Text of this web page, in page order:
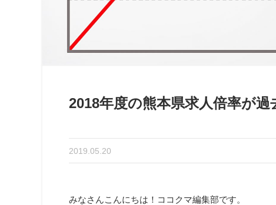
2018年度の熊本県求人倍率が過
2019.05.20
みなさんこんにちは！ココクマ編集部です。